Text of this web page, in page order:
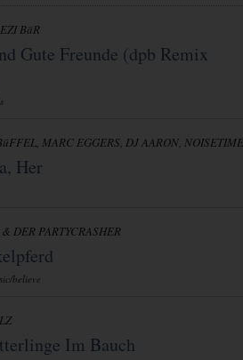
BäR
Gute Freunde (dpb Remix
MARC EGGERS, DJ AARON, NOISETIME
Her
DER PARTYCRASHER
believe
Im Bauch